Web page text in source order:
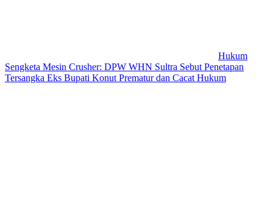
Hukum
Sengketa Mesin Crusher: DPW WHN Sultra Sebut Penetapan
Tersangka Eks Bupati Konut Prematur dan Cacat Hukum